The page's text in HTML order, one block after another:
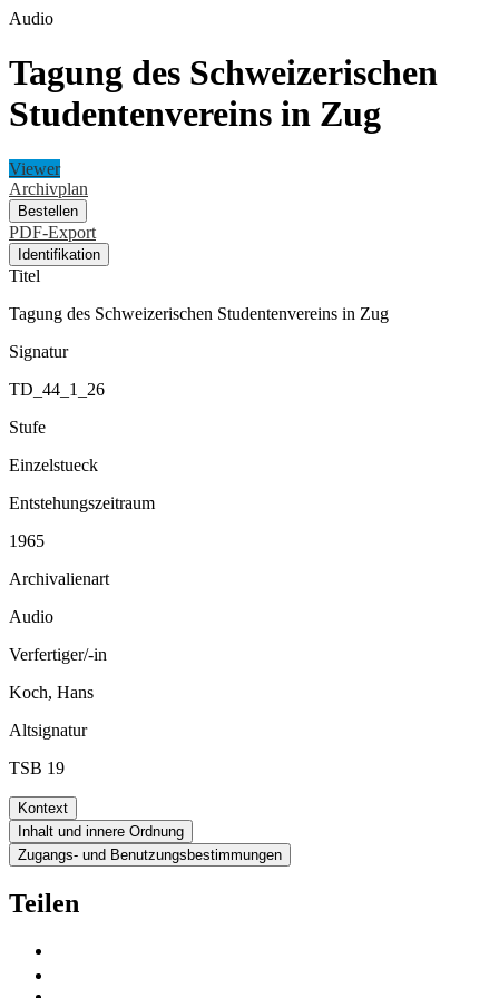
Audio
Tagung des Schweizerischen
Studentenvereins in Zug
Viewer
Archivplan
Bestellen
PDF-Export
Identifikation
Titel
Tagung des Schweizerischen Studentenvereins in Zug
Signatur
TD_44_1_26
Stufe
Einzelstueck
Entstehungszeitraum
1965
Archivalienart
Audio
Verfertiger/-in
Koch, Hans
Altsignatur
TSB 19
Kontext
Inhalt und innere Ordnung
Zugangs- und Benutzungsbestimmungen
Teilen